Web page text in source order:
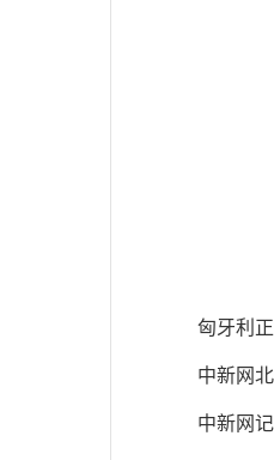
匈牙利正
中新网北京
中新网记